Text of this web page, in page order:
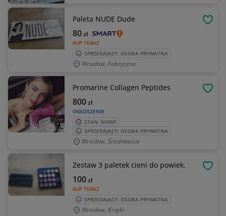
Paleta NUDE Dude
KUP TERAZ
80zł
SPRZEDAJĄCY: OSOBA PRYWATNA
Wrocław, Fabryczna
Promarine Collagen Peptides
OGŁOSZENIE
800zł
STAN: NOWY
SPRZEDAJĄCY: OSOBA PRYWATNA
Wrocław, Śródmieście
Zestaw 3 paletek cieni do powiek.
KUP TERAZ
100zł
SPRZEDAJĄCY: OSOBA PRYWATNA
Wrocław, Krzyki